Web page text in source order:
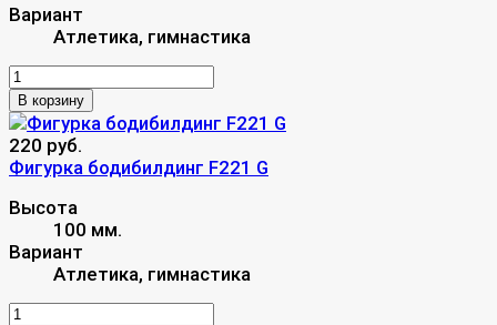
Вариант
Атлетика, гимнастика
В корзину
220 руб.
Фигурка бодибилдинг F221 G
Высота
100 мм.
Вариант
Атлетика, гимнастика